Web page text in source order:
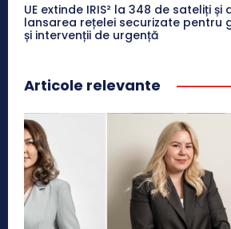
UE extinde IRIS² la 348 de sateliți
lansarea rețelei securizate pentru
și intervenții de urgență
Articole relevante